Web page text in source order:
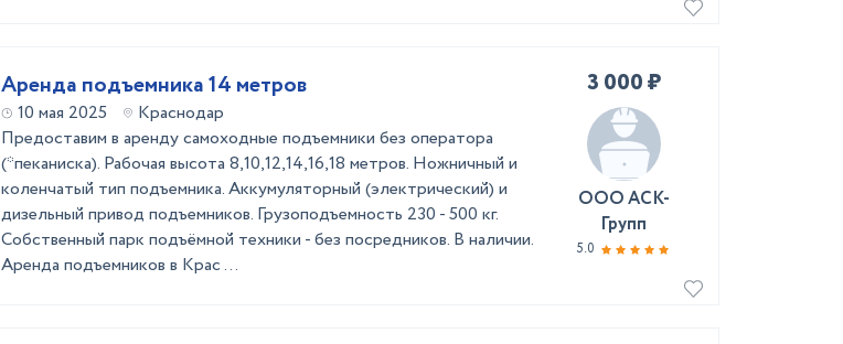
Аренда подъемника 14 метров
10 мая 2025
Краснодар
Предоставим в аренду самоходные подъемники без оператора
(*пеканиска). Рабочая высота 8,10,12,14,16,18 метров. Ножничный и
коленчатый тип подъемника. Аккумуляторный (электрический) и
дизельный привод подъемников. Грузоподъемность 230 - 500 кг.
Собственный парк подъёмной техники - без посредников. В наличии.
Аренда подъемников в Крас ...
3 000 ₽
ООО АСК-
Групп
5.0